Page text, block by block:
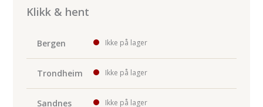
antallKlikk & hent
Bergen Ikke på lager
Trondheim Ikke på lager
Sandnes Ikke på lager